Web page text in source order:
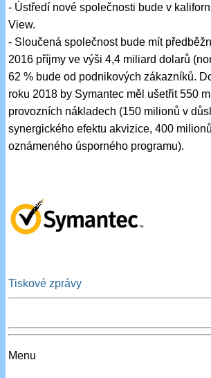
- Ústředí nové společnosti bude v
View.
- Sloučená společnost bude mít
2016 příjmy ve výši 4,4 miliard dolarů
62 % bude od podnikových zákazníků.
roku 2018 by Symantec měl ušetřit 550
provozních nákladech (150 milionů v
synergického efektu akvizice, 400
oznámeného úsporného programu).
Tiskové zprávy
Menu